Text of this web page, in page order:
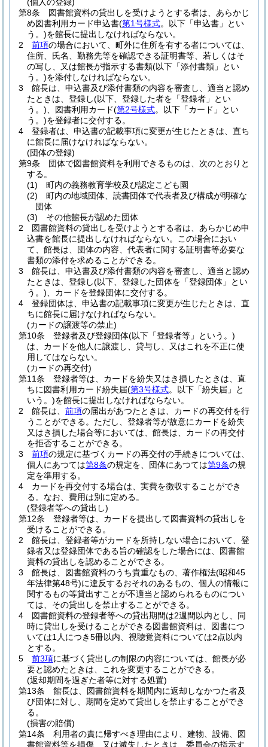
第8条
図書館資料の貸出しを受けようとする者は、あらかじ
め図書利用カード申込書(第1号様式。以下「申込書」とい
う。)を館長に提出しなければならない。
2
前項の場合において、町外に住所を有する者については、
住所、氏名、勤務先等を確認できる証明書等、若しくはそ
の写し、又は館長が指示する書類(以下「添付書類」とい
う。)を添付しなければならない。
3
館長は、申込書及び添付書類の内容を審査し、適当と認め
たときは、登録し(以下、登録した者を「登録者」とい
う。) 、図書利用カード(第2号様式。以下「カード」とい
う。)を登録者に交付する。
4
登録者は、申込書の記載事項に変更が生じたときは、直ち
に館長に届けなければならない。
(団体の登録)
第9条
団体で図書館資料を利用できるものは、次のとおりと
する。
(1)
町内の義務教育学校及び認定こども園
(2)
町内の地域団体、読書団体で代表者及び構成が明確な
団体
(3)
その他館長が認めた団体
2
図書館資料の貸出しを受けようとする者は、あらかじめ申
込書を館長に提出しなければならない。
この場合におい
て、館長は、団体の内容、代表者に関する証明書等必要な
書類の添付を求めることができる。
3
館長は、申込書及び添付書類の内容を審査し、適当と認め
たときは、登録し(以下、登録した団体を「登録団体」とい
う。) 、カードを登録団体に交付する。
4
登録団体は、申込書の記載事項に変更が生じたときは、直
ちに館長に届けなければならない。
(カードの譲渡等の禁止)
第10条
登録者及び登録団体(以下「登録者等」という。)
は、カードを他人に譲渡し、貸与し、又はこれを不正に使
用してはならない。
(カードの再交付)
第11条
登録者等は、カードを紛失又はき損したときは、直
ちに図書利用カード紛失届(第3号様式。以下「紛失届」と
いう。)を館長に提出しなければならない。
2
館長は、 前項の届出があつたときは、カードの再交付を行
うことができる。 ただし、登録者等が故意にカードを紛失
又はき損した場合等においては、館長は、カードの再交付
を拒否することができる。
3
前項の規定に基づくカードの再交付の手続きについては、
個人にあつては第8条の規定を、団体にあつては第9条の規
定を準用する。
4
カードを再交付する場合は、実費を徴収することができ
る。 なお、費用は別に定める。
(登録者等への貸出し)
第12条
登録者等は、カードを提出して図書資料の貸出しを
受けることができる。
2
館長は、登録者等がカードを所持しない場合において、登
録者又は登録団体である旨の確認をした場合には、図書館
資料の貸出しを認めることができる。
3
館長は、図書館資料のうち貴重なもの、著作権法(昭和45
年法律第48号)に違反するおそれのあるもの、個人の情報に
関するもの等貸出すことが不適当と認められるものについ
ては、その貸出しを禁止することができる。
4
図書館資料の登録者等への貸出期間は2週間以内とし、同
時に貸出しを受けることができる図書館資料は、図書につ
いては1人につき5冊以内、視聴覚資料については2点以内
とする。
5
前3項に基づく貸出しの制限の内容については、館長が必
要と認めたときは、これを変更することができる。
(返却期間を過ぎた者等に対する処置)
第13条
館長は、図書館資料を期間内に返却しなかつた者及
び団体に対し、期間を定めて貸出しを禁止することができ
る。
(損害の賠償)
第14条
利用者の責に帰すべき理由により、建物、設備、図
書館資料等を損傷、又は滅失したときは、委員会の指示す